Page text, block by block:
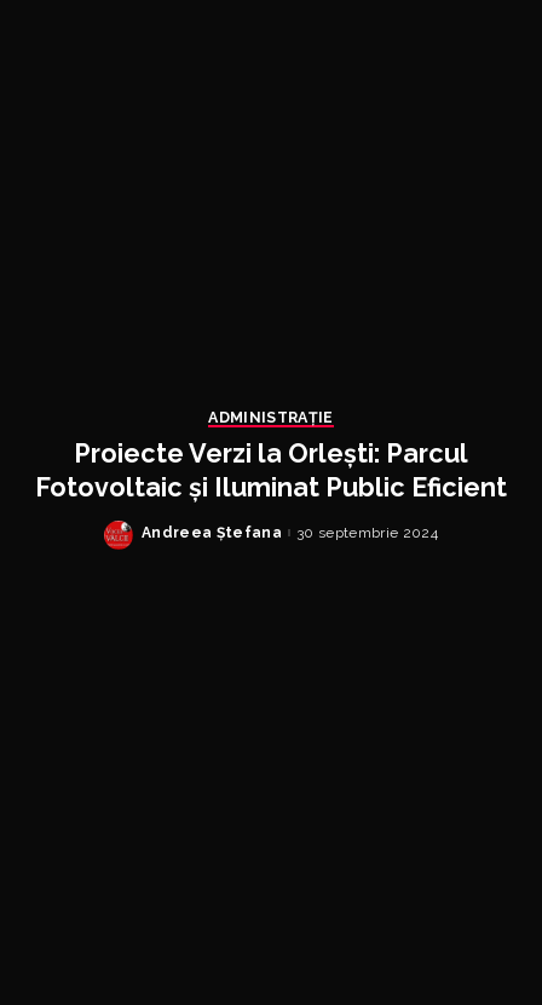
ADMINISTRAȚIE
Proiecte Verzi la Orlești: Parcul
Fotovoltaic și Iluminat Public Eficient
Posted
Andreea Ștefana 30 septembrie 2024